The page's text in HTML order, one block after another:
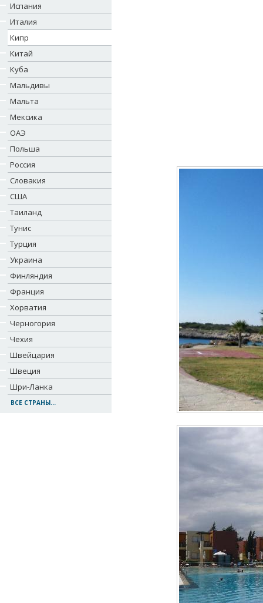
Испания
Италия
Кипр
Китай
Куба
Мальдивы
Мальта
Мексика
ОАЭ
Польша
Россия
Словакия
США
Таиланд
Тунис
Турция
Украина
Финляндия
Франция
Хорватия
Черногория
Чехия
Швейцария
Швеция
Шри-Ланка
ВСЕ СТРАНЫ...